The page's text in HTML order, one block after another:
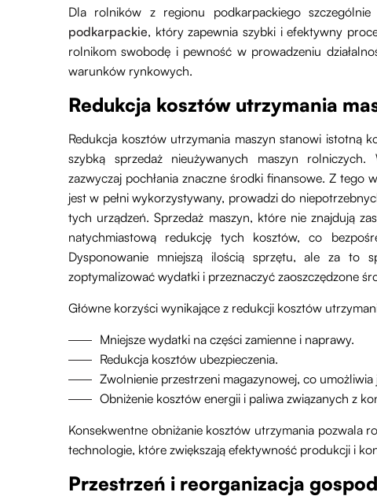
Dla rolników z regionu podkarpackiego
podkarpackie, który zapewnia szybki i efektywny
rolnikom swobodę i pewność w prowadzeniu
warunków rynkowych.
Redukcja kosztów utrzymania
Redukcja kosztów utrzymania maszyn stanowi istotną
szybką sprzedaż nieużywanych maszyn
zazwyczaj pochłania znaczne środki finansowe. Z
jest w pełni wykorzystywany, prowadzi do
tych urządzeń. Sprzedaż maszyn, które nie znajdują
natychmiastową redukcję tych kosztów, co
Dysponowanie mniejszą ilością sprzętu, ale za to
zoptymalizować wydatki i przeznaczyć zaoszczędzone
Główne korzyści wynikające z redukcji kosztów
Mniejsze wydatki na części zamienne i naprawy.
Redukcja kosztów ubezpieczenia.
Zwolnienie przestrzeni magazynowej, co
Obniżenie kosztów energii i paliwa związanych z
Konsekwentne obniżanie kosztów utrzymania pozwala
technologie, które zwiększają efektywność produkcji i
Przestrzeń i reorganizacja